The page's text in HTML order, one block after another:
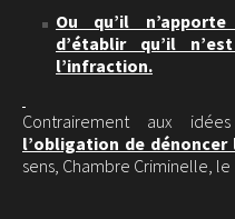
Ou qu’il
d’établir qu’il
l’infraction.
Contrairement aux
l’obligation de dénoncer
sens, Chambre Criminelle, le